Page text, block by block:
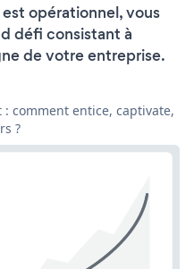
opérationnel, vous
défi consistant à
de votre entreprise.
comment entice, captivate,
?